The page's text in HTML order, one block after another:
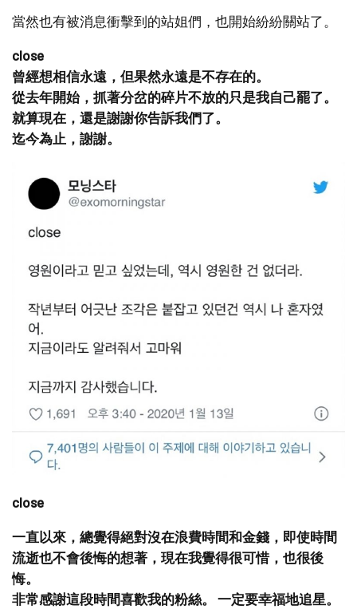
當然也有被消息衝擊到的站姐們，也開始紛紛關站了。
close
曾經想相信永遠，但果然永遠是不存在的。
從去年開始，抓著分岔的碎片不放的只是我自己罷了。
就算現在，還是謝謝你告訴我們了。
迄今為止，謝謝。
close
一直以來，總覺得絕對沒在浪費時間和金錢，即使時間
流逝也不會後悔的想著，現在我覺得很可惜，也很後
悔。
非常感謝這段時間喜歡我的粉絲。 一定要幸福地追星。